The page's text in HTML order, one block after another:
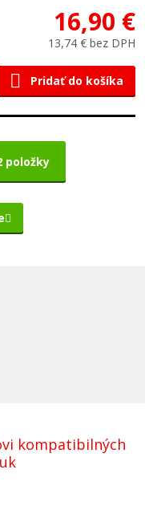
16,90 €
13,74 € bez DPH
Pridať do košíka
položky
kompatibilných